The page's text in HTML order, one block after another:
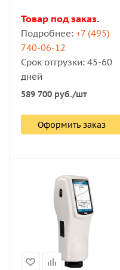
Товар под заказ.
Подробнее: +7 (495)
740-06-12
Срок отгрузки: 45-60
дней
589 700 руб./шт
Оформить заказ